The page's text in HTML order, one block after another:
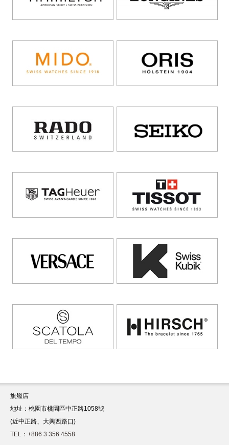
旗艦店
地址：桃園市桃園區中正路1058號
(近中正路、大興西路口)
TEL：+886 3 356 4558